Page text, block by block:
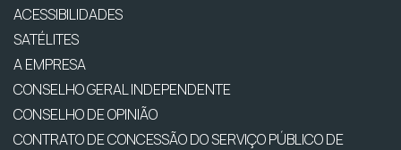
ACESSIBILIDADES
SATÉLITES
A EMPRESA
CONSELHO GERAL INDEPENDENTE
CONSELHO DE OPINIÃO
CONTRATO DE CONCESSÃO DO SERVIÇO PÚBLICO DE